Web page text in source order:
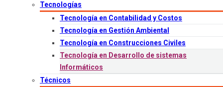
Tecnologías
Tecnología en Contabilidad y Costos
Tecnología en Gestión Ambiental
Tecnología en Construcciones Civiles
Tecnología en Desarrollo de sistemas
Informáticos
Técnicos